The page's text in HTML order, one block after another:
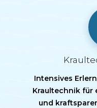
Intensives
Kraultechnik für
und